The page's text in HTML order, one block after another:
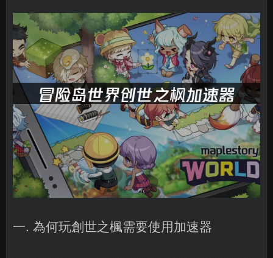
一. 為何玩創世之楓需要使用加速器